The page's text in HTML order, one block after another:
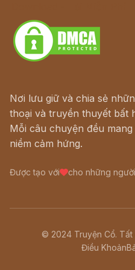
Nơi lưu giữ và chia sẻ
thoại và truyền thuyết bất
Mỗi câu chuyện đều
niềm cảm hứng.
Được tạo với cho những
© 2024 Truyện Cổ.
Điều Khoản